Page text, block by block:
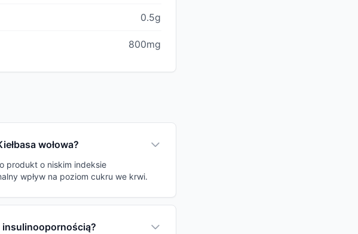
0.5g
800mg
wołowa?
produkt o niskim indeksie
wpływ na poziom cukru we krwi.
insulinoopornością?